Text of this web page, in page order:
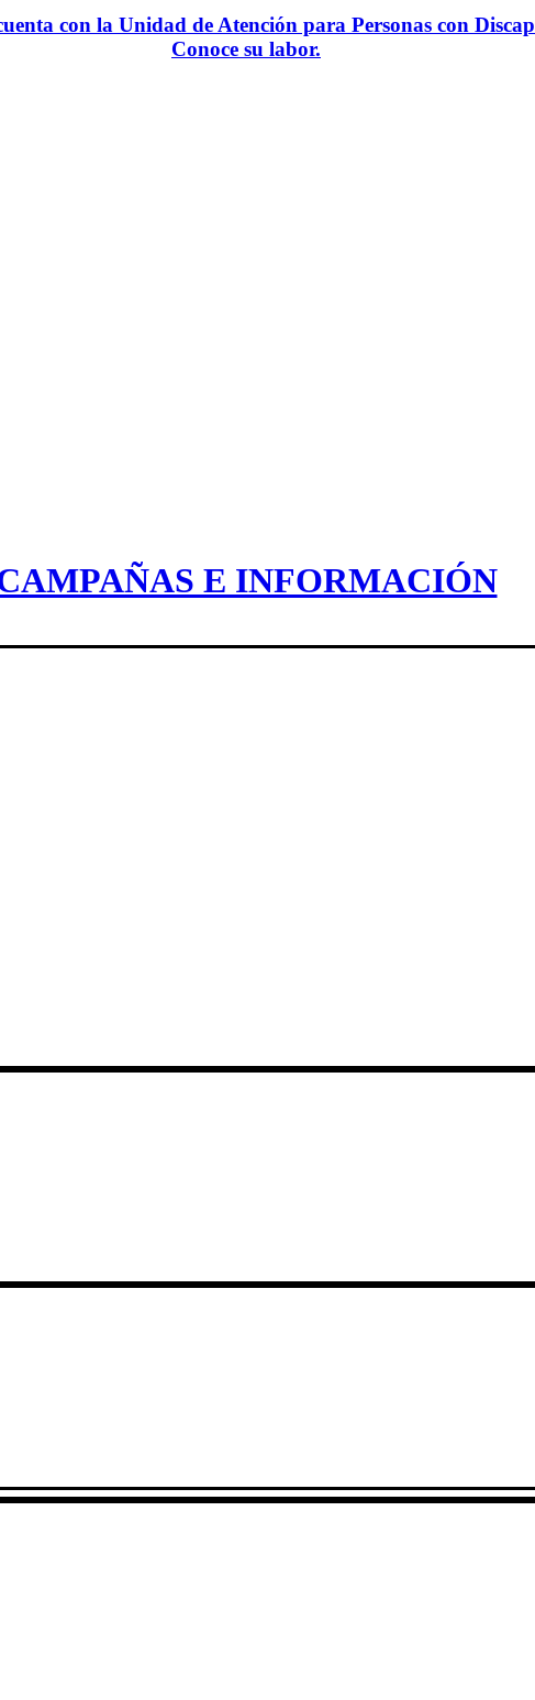
con la Unidad de Atención para Personas con
Conoce su labor.
E INFORMACIÓN